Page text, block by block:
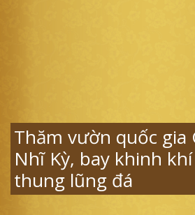
Thăm vườn quốc gia
Nhĩ Kỳ, bay khinh
thung lũng đá